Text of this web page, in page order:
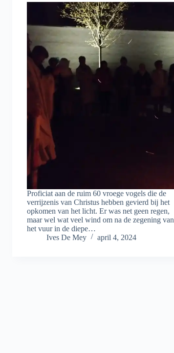
Proficiat aan de ruim 60 vroege vogels die de
verrijzenis van Christus hebben gevierd bij het
opkomen van het licht. Er was net geen regen,
maar wel wat veel wind om na de zegening van
het vuur in de diepe…
Ives De Mey
april 4, 2024